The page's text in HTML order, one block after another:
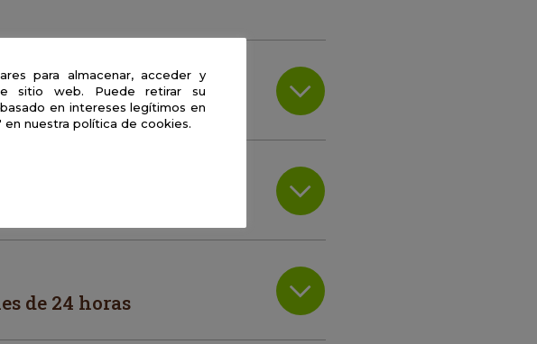
de 24 horas
para almacenar, acceder y
sitio web. Puede retirar su
en intereses legítimos en
nuestra política de cookies.